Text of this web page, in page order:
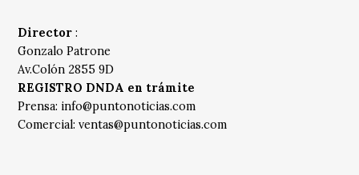
Director :
Gonzalo Patrone
Av.Colón 2855 9D
REGISTRO DNDA en trámite
Prensa: info@puntonoticias.com
Comercial:ventas@puntonoticias.com